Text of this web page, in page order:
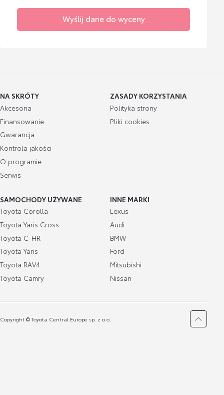
Wyślij dane do wyceny
NA SKRÓTY
Akcesoria
Finansowanie
Gwarancja
Kontrola jakości
O programie
Serwis
ZASADY KORZYSTANIA
Polityka strony
Pliki cookies
SAMOCHODY UŻYWANE
Toyota Corolla
Toyota Yaris Cross
Toyota C-HR
Toyota Yaris
Toyota RAV4
Toyota Camry
INNE MARKI
Lexus
Audi
BMW
Ford
Mitsubishi
Nissan
Copyright © Toyota Central Europe sp. z o.o.